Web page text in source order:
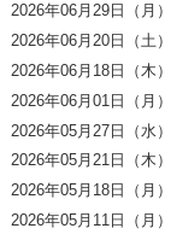
2026年06月29日（月）
2026年06月20日（土）
2026年06月18日（木）
2026年06月01日（月）
2026年05月27日（水）
2026年05月21日（木）
2026年05月18日（月）
2026年05月11日（月）